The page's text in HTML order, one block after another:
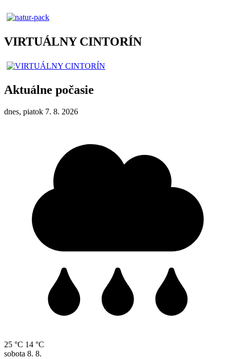
VIRTUÁLNY CINTORÍN
Aktuálne počasie
dnes, piatok 7. 8. 2026
25 °C 14 °C
sobota 8. 8.